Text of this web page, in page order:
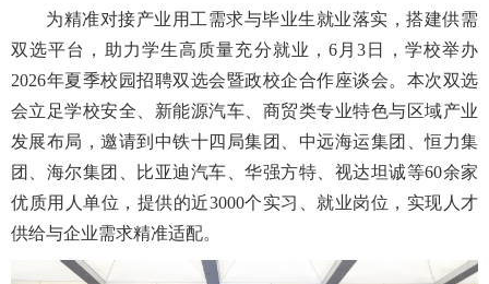
为精准对接产业用工需求与毕业生就业落实，搭建供需
双选平台，助力学生高质量充分就业，6 月3 日，学校举办
2026年夏季校园招聘双选会暨政校企合作座谈会。本次双选
会立足学校安全、新能源汽车、商贸类专业特色与区域产业
发展布局，邀请到中铁十四局集团、中远海运集团、恒力集
团、海尔集团、比亚迪汽车、华强方特、视达坦诚等60余家
优质用人单位，提供的近3000个实习、就业岗位，实现人才
供给与企业需求精准适配。